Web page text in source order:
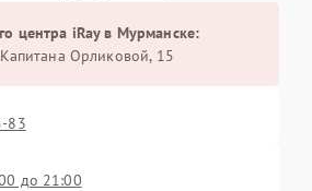
центра iRay в Мурманске:
Орликовой, 15
83
до 21:00